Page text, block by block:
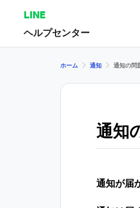
LINE
ヘルプセンター
ホーム 通知 通知の問
通知
通知が届